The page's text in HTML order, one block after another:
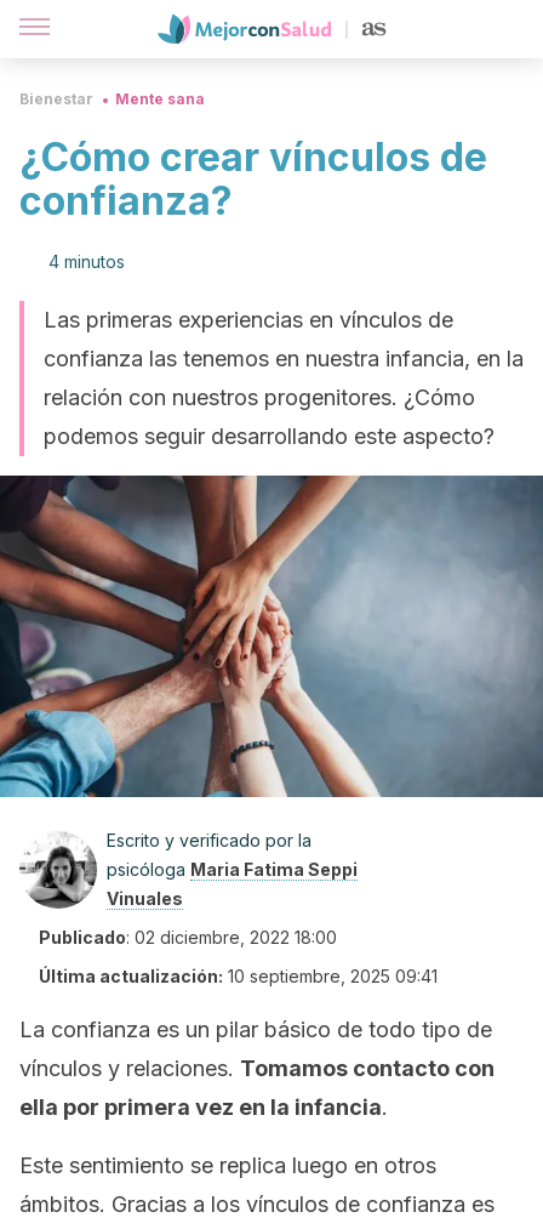
Bienestar Mente sana
¿Cómo crear vínculos de
confianza?
4 minutos
Las primeras experiencias en vínculos de
confianza las tenemos en nuestra infancia, en la
relación con nuestros progenitores. ¿Cómo
podemos seguir desarrollando este aspecto?
Escrito y verificado por la
psicóloga Maria Fatima Seppi
Vinuales
Publicado: 02 diciembre, 2022 18:00
Última actualización: 10 septiembre, 2025 09:41
La confianza es un pilar básico de todo tipo de
vínculos y relaciones. Tomamos contacto con
ella por primera vez en la infancia.
Este sentimiento se replica luego en otros
ámbitos. Gracias a los vínculos de confianza es